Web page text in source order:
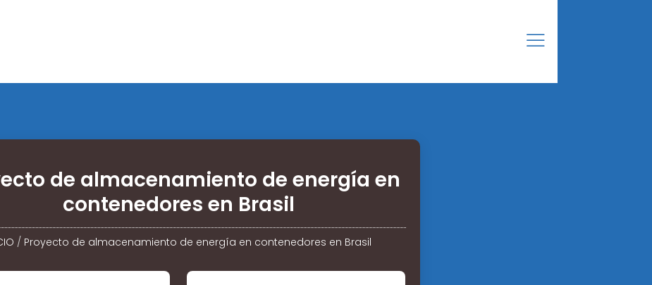
de almacenamiento de energía en
contenedores en Brasil
/ Proyecto de almacenamiento de energía en contenedores en Brasil